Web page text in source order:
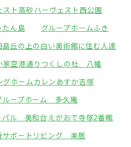
スト高砂 ハーヴェスト西公園
たん島
グループホームふき
島丘の上の白い美術館に住む人達
家空港通り つくしの杜 八幡
グホームカレン あすか吉塚
ループホーム 多久庵
パル 美和台 えがおで寺塚2番館
サポートリビング 楽居